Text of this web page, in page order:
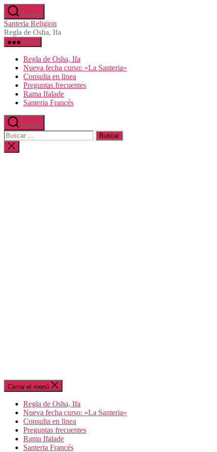
Saltar
al
contenido
Buscar
Santeria Religion
Regla de Osha, Ifa
Menú
Regla de Osha, Ifa
Nueva fecha curso: «La Santeria»
Consulta en linea
Preguntas frecuentes
Rama Ifalade
Santeria Francés
Buscar
Buscar:
Cerrar
la
Cerrar el menú
Regla de Osha, Ifa
Nueva fecha curso: «La Santeria»
Consulta en linea
Preguntas frecuentes
Rama Ifalade
Santeria Francés